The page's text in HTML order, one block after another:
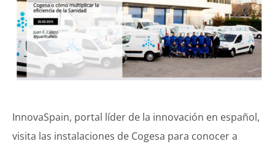
InnovaSpain, portal líder de la innovación en español,
visita las instalaciones de Cogesa para conocer a